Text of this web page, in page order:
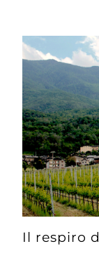
Il respiro